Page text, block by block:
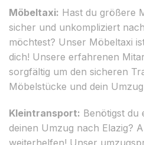
Möbeltaxi: Hast du größere
sicher und unkompliziert
möchtest? Unser Möbeltaxi
dich! Unsere erfahrenen
sorgfältig um den sicheren
Möbelstücke und dein
Kleintransport: Benötigst du
deinen Umzug nach Elazig?
weiterhelfen! Unser